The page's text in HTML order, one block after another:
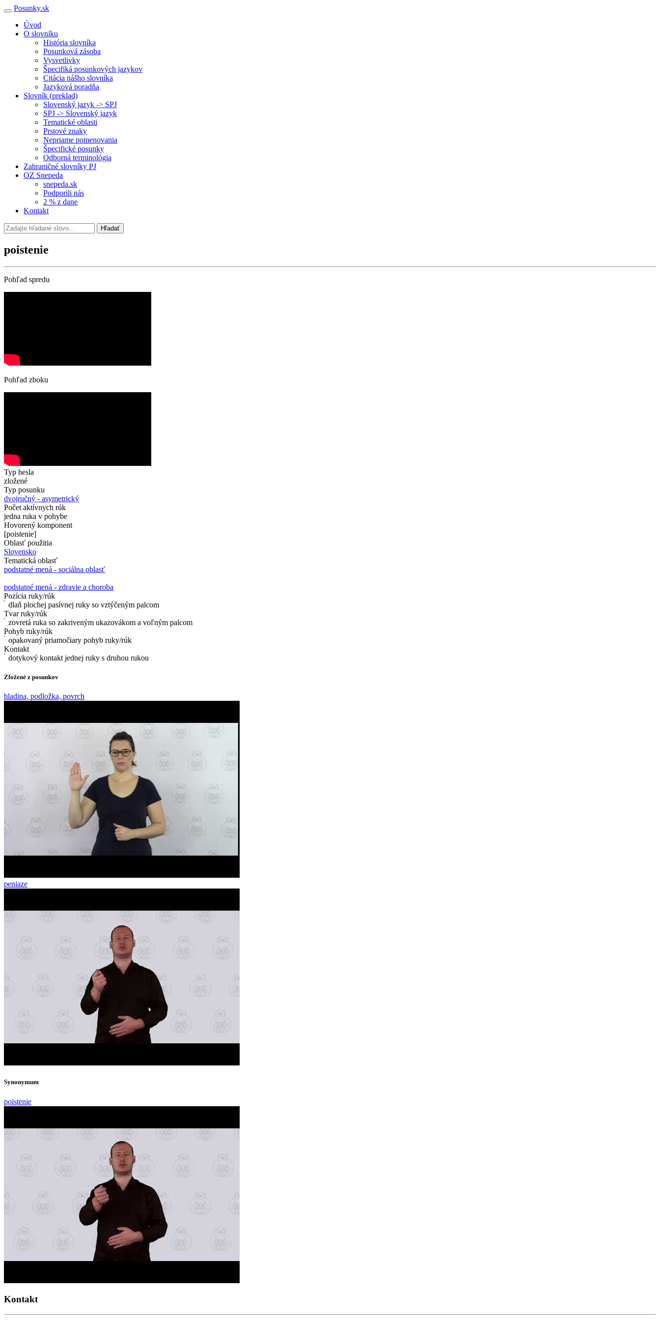
Posunky.sk
Úvod
O slovníku
História slovníka
Posunková zásoba
Vysvetlivky
Špecifiká posunkových jazykov
Citácia nášho slovníka
Jazyková poradňa
Slovník (preklad)
Slovenský jazyk -> SPJ
SPJ -> Slovenský jazyk
Tematické oblasti
Prstové znaky
Nepriame pomenovania
Špecifické posunky
Odborná terminológia
Zahraničné slovníky PJ
OZ Snepeda
snepeda.sk
Podporili nás
2 % z dane
Kontakt
Hľadať
poistenie
Pohľad spredu
Pohľad zboku
Typ hesla
zložené
Typ posunku
dvojručný - asymetrický
Počet aktívnych rúk
jedna ruka v pohybe
Hovorený komponent
[poistenie]
Oblasť použitia
Slovensko
Tematická oblasť
podstatné mená - sociálna oblasť
podstatné mená - zdravie a choroba
Pozícia ruky/rúk
dlaň plochej pasívnej ruky so vztýčeným palcom
Tvar ruky/rúk
zovretá ruka so zakriveným ukazovákom a voľným palcom
Pohyb ruky/rúk
opakovaný priamočiary pohyb ruky/rúk
Kontakt
dotykový kontakt jednej ruky s druhou rukou
Zložené z posunkov
hladina, podložka, povrch
peniaze
Synonymum
poistenie
Kontakt